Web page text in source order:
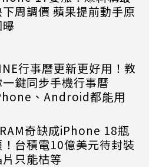
周調價 蘋果提前動手原
行事曆更新更好用！教
一鍵同步手機行事曆
、Android都能用
奇缺成iPhone 18瓶
！台積電10億美元待封裝
片只能枯等